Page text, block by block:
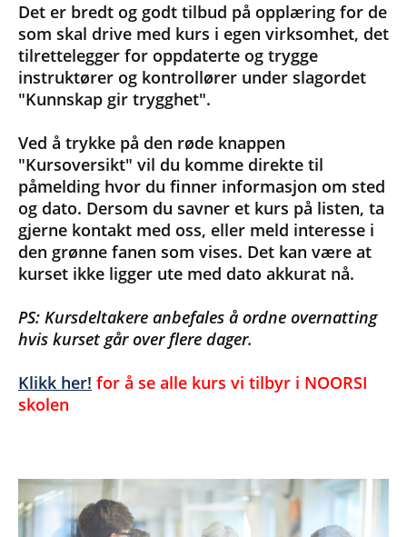
Det er bredt og godt tilbud på opplæring for de
som skal drive med kurs i egen virksomhet, det
tilrettelegger for oppdaterte og trygge
instruktører og kontrollører under slagordet
"Kunnskap gir trygghet".
Ved å trykke på den røde knappen
"Kursoversikt" vil du komme direkte til
påmelding hvor du finner informasjon om sted
og dato. Dersom du savner et kurs på listen, ta
gjerne kontakt med oss, eller meld interesse i
den grønne fanen som vises. Det kan være at
kurset ikke ligger ute med dato akkurat nå.
PS: Kursdeltakere anbefales å ordne overnatting
hvis kurset går over flere dager.
Klikk her! for å se alle kurs vi tilbyr i NOORSI
skolen